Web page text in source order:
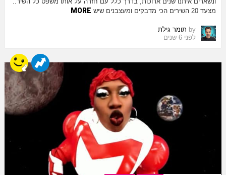
מצעד 20 השירים הכי מדבקים ומעצבנים שיש
MORE
by תומר גילת
לפני 6 שנים